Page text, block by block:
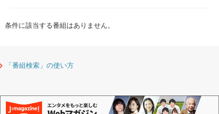
条件に該当する番組はありません。
「番組検索」の使い方